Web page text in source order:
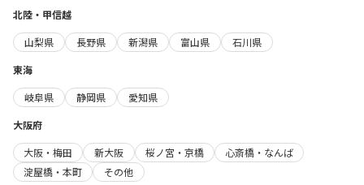
北陸・甲信越
山梨県
長野県 新潟県 富山県
石川県
東海
岐阜県
静岡県
愛知県
大阪府
大阪・梅田
新大阪 桜ノ宮・京橋
心斎橋・なんば
淀屋橋・本町
その他